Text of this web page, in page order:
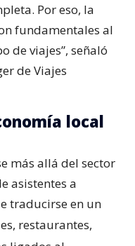
Por eso, la
fundamentales al
de viajes”, señaló
de Viajes
local
más allá del sector
asistentes a
traducirse en un
restaurantes,